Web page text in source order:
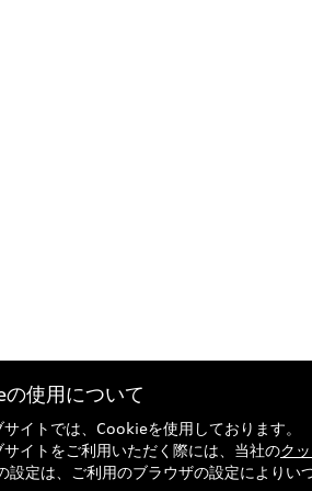
取引法に基づく表記 Audi正規ディー
使用について
イトでは、Cookieを使用しております。
サイトをご利用いただく際には、当社のク
設定は、ご利用のブラウザの設定によりい